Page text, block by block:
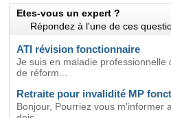
Etes-vous un expert ?
Répondez à l'une de ces
ATI révision fonctionnaire
Je suis en maladie professionnelle
de réform...
Retraite pour invalidité MP
Bonjour, Pourriez vous m'informer